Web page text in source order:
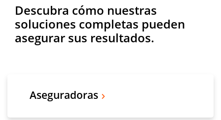
Descubra cómo nuestras
soluciones completas pueden
asegurar sus resultados.
Aseguradoras